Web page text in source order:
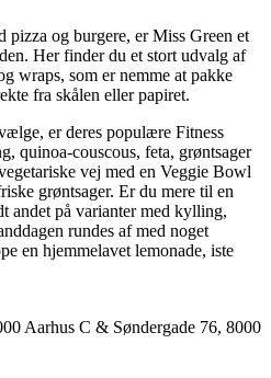
pizza og burgere, er Miss Green et
Her finder du et stort udvalg af
wraps, som er nemme at pakke
fra skålen eller papiret.
er deres populære Fitness
quinoa-couscous, feta, grøntsager
vej med en Veggie Bowl
grøntsager. Er du mere til en
andet på varianter med kylling,
rundes af med noget
en hjemmelavet lemonade, iste
Aarhus C & Søndergade 76, 8000